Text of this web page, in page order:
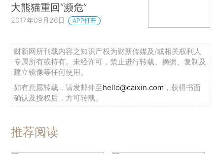
大熊猫重回“濒危”
2017年09月26日 APP打开
财新网所刊载内容之知识产权为财新传媒及/或相关权利人
专属所有或持有。未经许可，禁止进行转载、摘编、复制及
建立镜像等任何使用。
如有意愿转载，请发邮件至hello@caixin.com ，获得书面
确认及授权后，方可转载。
推荐阅读